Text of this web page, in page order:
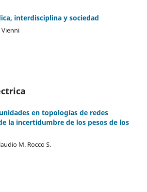
interdisciplina y sociedad
Vienni
en topologías de redes
la incertidumbre de los pesos de los
M. Rocco S.